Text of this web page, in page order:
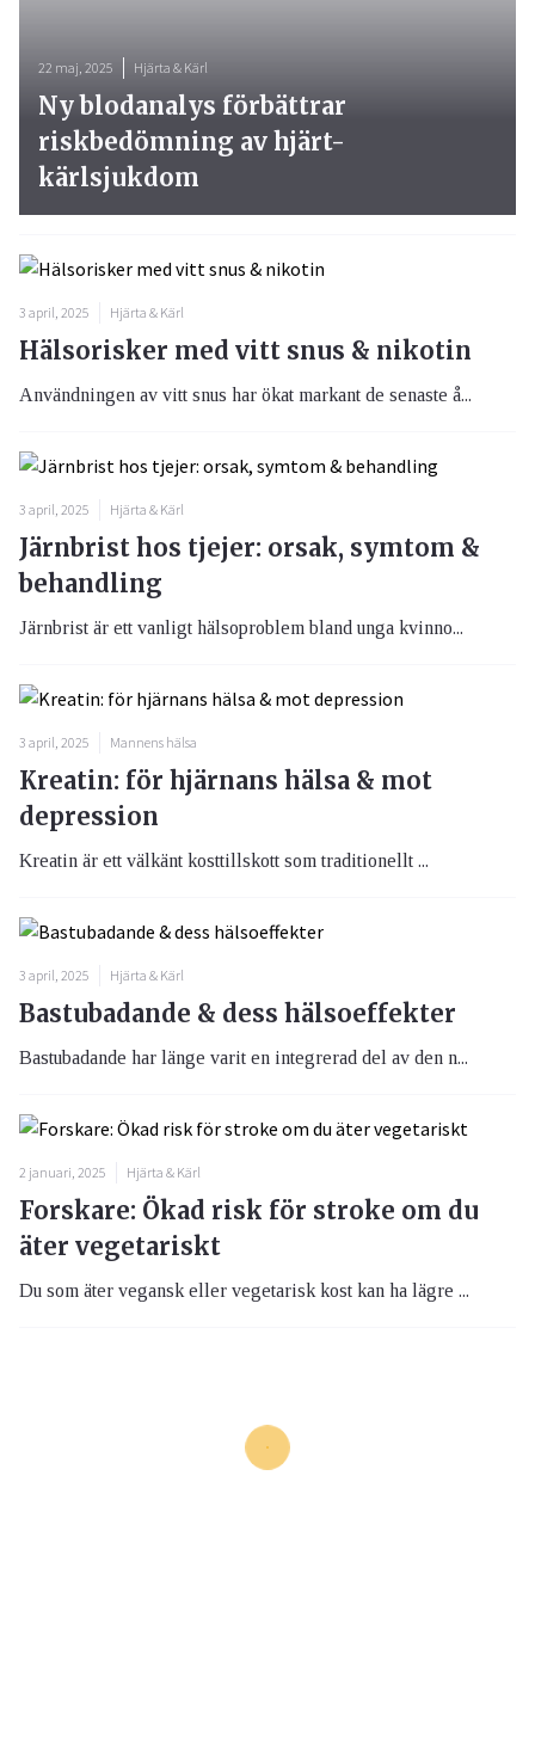
22 maj, 2025 Hjärta & Kärl
Ny blodanalys förbättrar
riskbedömning av hjärt-
kärlsjukdom
3 april, 2025 Hjärta & Kärl
Hälsorisker med vitt snus & nikotin
Användningen av vitt snus har ökat markant de senaste å...
3 april, 2025 Hjärta & Kärl
Järnbrist hos tjejer: orsak, symtom &
behandling
Järnbrist är ett vanligt hälsoproblem bland unga kvinno...
3 april, 2025 Mannens hälsa
Kreatin: för hjärnans hälsa & mot
depression
Kreatin är ett välkänt kosttillskott som traditionellt ...
3 april, 2025 Hjärta & Kärl
Bastubadande & dess hälsoeffekter
Bastubadande har länge varit en integrerad del av den n...
2 januari, 2025 Hjärta & Kärl
Forskare: Ökad risk för stroke om du
äter vegetariskt
Du som äter vegansk eller vegetarisk kost kan ha lägre ...